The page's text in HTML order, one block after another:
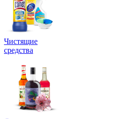
Чистящие
средства